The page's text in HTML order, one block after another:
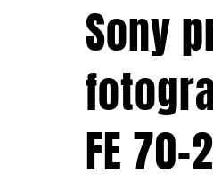
Sony
FE 70-